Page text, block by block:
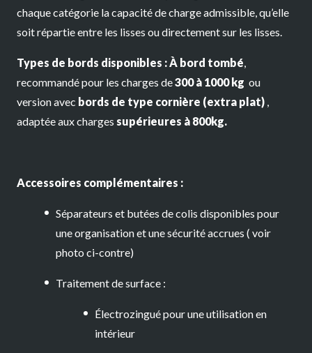
chaque catégorie la capacité de charge admissible, qu’elle
soit répartie entre les lisses ou directement sur les lisses.
Types de bords disponibles : À bord tombé
recommandé pour les charges de300 à 1000 kg ou
version avec bords de type cornière (extra plat)
adaptée aux charges supérieures à 800kg.
Accessoires complémentaires :
Séparateurs et butées de colis disponibles pour
une organisation et une sécurité accrues ( voir
photo ci-contre)
Traitement de surface :
Électrozingué pour une utilisation en
intérieur